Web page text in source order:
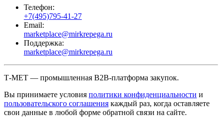
Телефон:
+7(495)795-41-27
Email:
marketplace@mirkrepega.ru
Поддержка:
marketplace@mirkrepega.ru
Т-МЕТ — промышленная B2B-платформа закупок.
Вы принимаете условия политики конфиденциальности и
пользовательского соглашения каждый раз, когда оставляете
свои данные в любой форме обратной связи на сайте.